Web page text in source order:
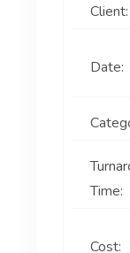
Client:
Date:
Time:
Cost: